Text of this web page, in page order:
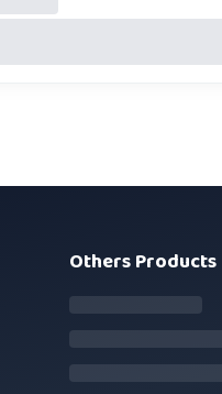
Others Products